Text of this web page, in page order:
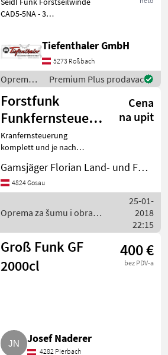
CAD5-5NA - 3
Gas-, Not Aus) -
Kippschalter für Winde
ziehen und lösen
(Automatik für K
Tiefenthaler GmbH
5273 Roßbach
Oprema
za šumu i
obradu
drveta /
Seidl
Funk
Premium Plus prodavac
Forstfunk
Funkfernsteuerung
für jeden
Forstkran
einstellba
Cena
na upit
Kranfernsteuerung
komplett und je nach
zusammenstellbar. 8 fach
Proportional, 8 fach
6xProportional und 2x
einstellbar fer
Gamsjäger Florian Land- und Forsttechnik
4824 Gosau
Oprema za šumu i obradu
25-01-
2018
22:15
Groß Funk GF
2000cl
400 €
bez PDV-a
Josef Naderer
4282 Pierbach